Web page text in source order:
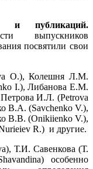
и публикаций.
выпускников
посвятили свои
O.), Колешня Л.М.
I.), Либанова Е.М.
И.Л. (Petrova
В.А. (Savchenko V.),
В.В. (Onikiienko V.),
R.) и другие.
Т.И. Савенкова (Т.
особенно